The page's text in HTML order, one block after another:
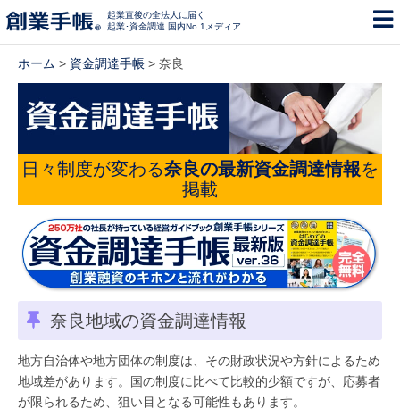
起業直後の全法人に届く
起業･資金調達 国内No.1メディア
ホーム > 資金調達手帳 > 奈良
日々制度が変わる奈良の最新資金調達情報を
掲載
奈良地域の資金調達情報
地方自治体や地方団体の制度は、その財政状況や方針によるため
地域差があります。国の制度に比べて比較的少額ですが、応募者
が限られるため、狙い目となる可能性もあります。